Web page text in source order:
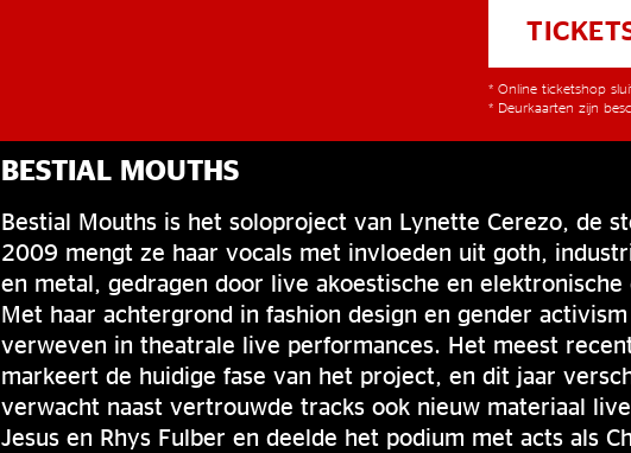
* Online ticketshop
* Deurkaarten zijn
BESTIAL MOUTHS
Bestial Mouths is het soloproject van Lynette Cerezo, de
2009 mengt ze haar vocals met invloeden uit goth,
en metal, gedragen door live akoestische en
Met haar achtergrond in fashion design en gender
verweven in theatrale live performances. Het meest
markeert de huidige fase van het project, en dit jaar
verwacht naast vertrouwde tracks ook nieuw materiaal
Jesus en Rhys Fulber en deelde het podium met acts als